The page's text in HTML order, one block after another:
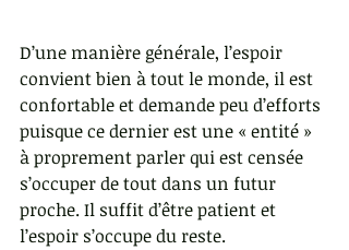
D’une manière générale, l’espoir
convient bien à tout le monde, il est
confortable et demande peu d’efforts
puisque ce dernier est une « entité »
à proprement parler qui est censée
s’occuper de tout dans un futur
proche. Il suffit d’être patient et
l’espoir s’occupe du reste.